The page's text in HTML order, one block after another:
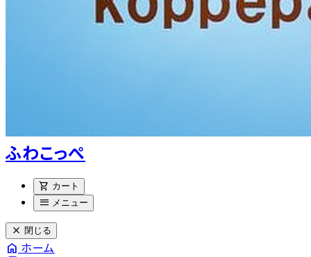
ふわこっぺ
shopping_cart カート
menu メニュー
close 閉じる
home ホーム